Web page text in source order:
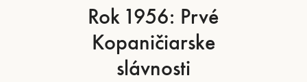
Rok 1956: Prvé
Kopaničiarske
slávnosti